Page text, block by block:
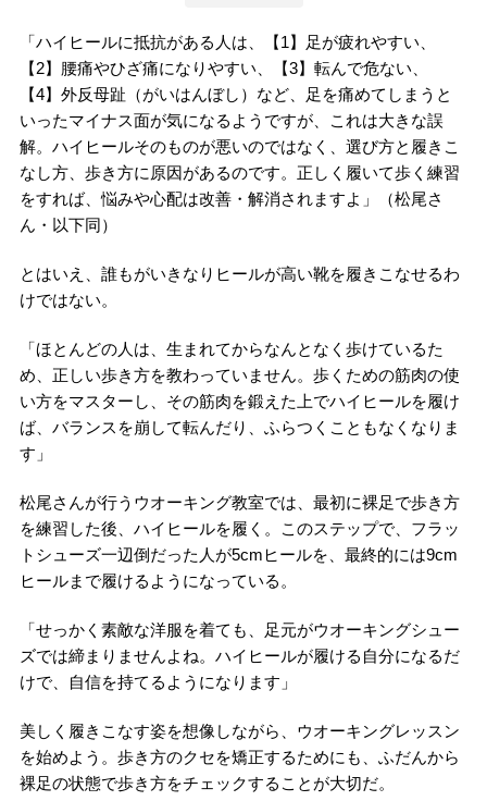
「ハイヒールに抵抗がある人は、【1】足が疲れやすい、
【2】腰痛やひざ痛になりやすい、【3】転んで危ない、
【4】外反母趾（がいはんぼし）など、足を痛めてしまうと
いったマイナス面が気になるようですが、これは大きな誤
解。ハイヒールそのものが悪いのではなく、選び方と履きこ
なし方、歩き方に原因があるのです。正しく履いて歩く練習
をすれば、悩みや心配は改善・解消されますよ」（松尾さ
ん・以下同）
とはいえ、誰もがいきなりヒールが高い靴を履きこなせるわ
けではない。
「ほとんどの人は、生まれてからなんとなく歩けているた
め、正しい歩き方を教わっていません。歩くための筋肉の使
い方をマスターし、その筋肉を鍛えた上でハイヒールを履け
ば、バランスを崩して転んだり、ふらつくこともなくなりま
す」
松尾さんが行うウオーキング教室では、最初に裸足で歩き方
を練習した後、ハイヒールを履く。このステップで、フラッ
トシューズ一辺倒だった人が5cmヒールを、最終的には9cm
ヒールまで履けるようになっている。
「せっかく素敵な洋服を着ても、足元がウオーキングシュー
ズでは締まりませんよね。ハイヒールが履ける自分になるだ
けで、自信を持てるようになります」
美しく履きこなす姿を想像しながら、ウオーキングレッスン
を始めよう。歩き方のクセを矯正するためにも、ふだんから
裸足の状態で歩き方をチェックすることが大切だ。